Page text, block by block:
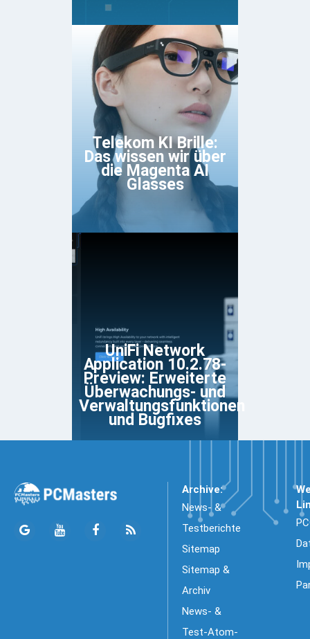
Telekom KI Brille:
Das wissen wir über
die Magenta AI
Glasses
UniFi Network
Application 10.2.78-
Preview: Erweiterte
Überwachungs- und
Verwaltungsfunktionen
und Bugfixes
Archive:
News- &
Testberichte
Sitemap
Sitemap &
Archiv
News- &
Test-Atom-